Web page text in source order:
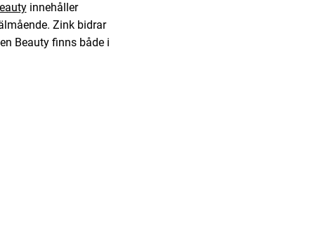
innehåller
Zink bidrar
Beauty finns både i